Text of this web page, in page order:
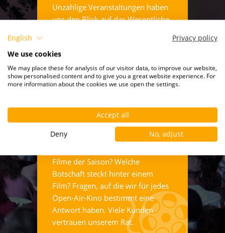
Unzählige Veranstaltungen haben
uns den Blick auf das Wesentliche
Konzeption einer Kino-Open-Air
Veranstaltung mit ein.
02 - FILMBERATUNG
Welcher Film passt zu meinem
Filme der Saison? Welche
Botschaft steckt hinter einem
Film? Fragen, auf die wir für jedes
Open-Air-Kino bestimmt eine
Antwort haben. Viele Kunden
vertrauen unserem Rat.
English
Privacy policy
We use cookies
We may place these for analysis of our visitor data, to improve our website,
show personalised content and to give you a great website experience. For
more information about the cookies we use open the settings.
Accept all
Deny
No, adjust